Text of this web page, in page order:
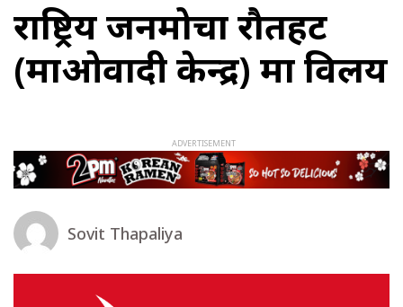
राष्ट्रिय जनमोर्चा रौतहट
(माओवादी केन्द्र) मा विलय
Sovit Thapaliya